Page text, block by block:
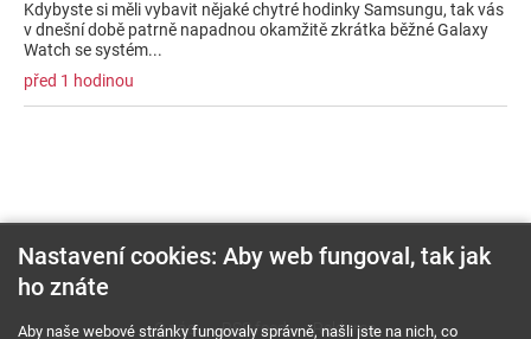
Kdybyste si měli vybavit nějaké chytré hodinky Samsungu, tak vás
v dnešní době patrně napadnou okamžitě zkrátka běžné Galaxy
Watch se systém...
před 1 hodinou
O nás RSS feed Reklama
Nastavení cookies: Aby web fungoval, tak jak
ho znáte
Aby naše webové stránky fungovaly správně, našli jste na nich, co